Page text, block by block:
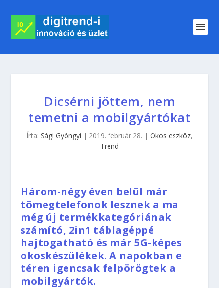
Dicsérni jöttem, nem
temetni a mobilgyártókat
Írta: Sági Gyöngyi | 2019. február 28. | Okos eszköz,
Trend
Három-négy éven belül már
tömegtelefonok lesznek a ma
még új termékkategóriának
számító, 2in1 táblagéppé
hajtogatható és már 5G-képes
okoskészülékek. A napokban e
téren igencsak felpörögtek a
mobilgyártók.